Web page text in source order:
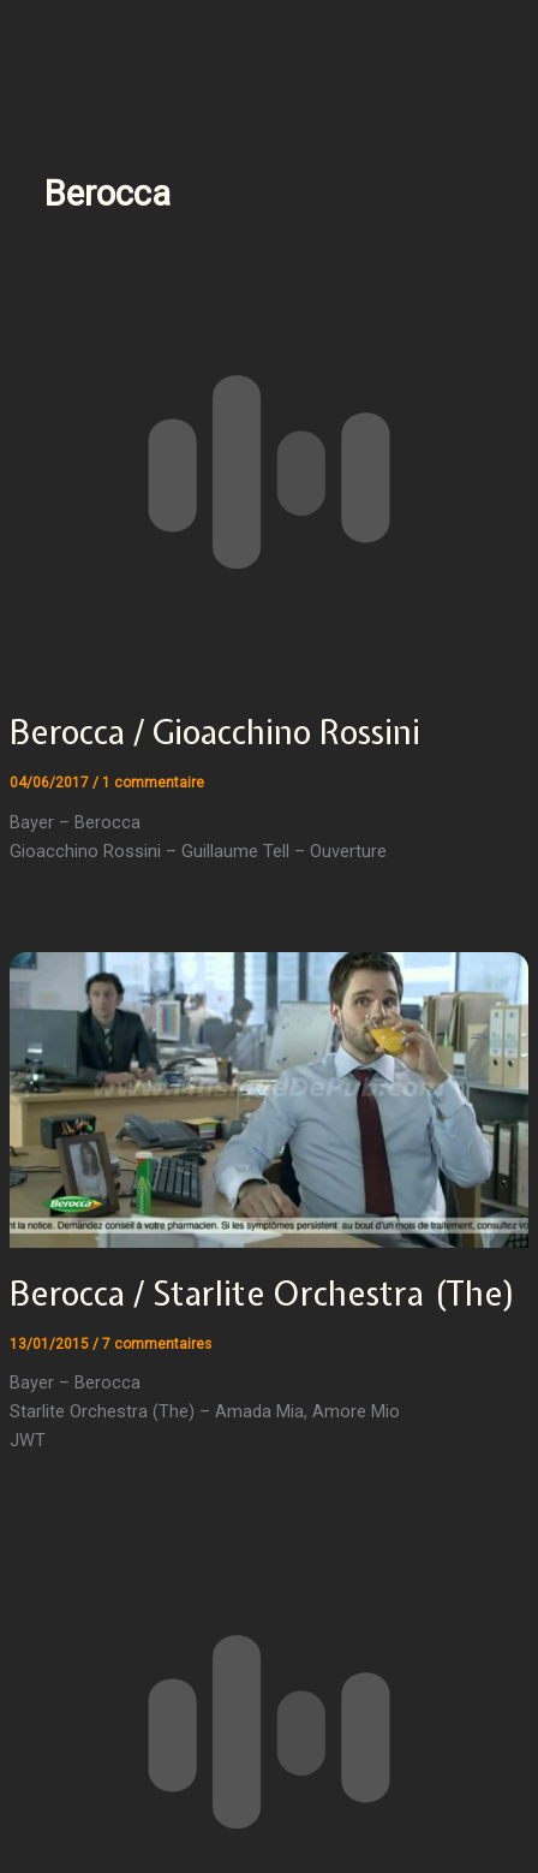
Berocca
Berocca / Gioacchino Rossini
04/06/2017 / 1 commentaire
Bayer – Berocca
Gioacchino Rossini – Guillaume Tell – Ouverture
Berocca / Starlite Orchestra (The)
13/01/2015 / 7 commentaires
Bayer – Berocca
Starlite Orchestra (The) – Amada Mia, Amore Mio
JWT